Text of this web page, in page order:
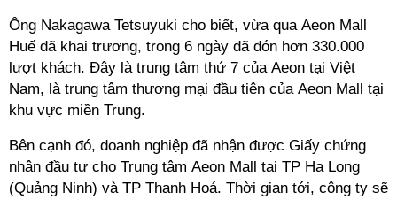
Ông Nakagawa Tetsuyuki cho biết, vừa qua Aeon Mall
Huế đã khai trương, trong 6 ngày đã đón hơn 330.000
lượt khách. Đây là trung tâm thứ 7 của Aeon tại Việt
Nam, là trung tâm thương mại đầu tiên của Aeon Mall tại
khu vực miền Trung.
Bên cạnh đó, doanh nghiệp đã nhận được Giấy chứng
nhận đầu tư cho Trung tâm Aeon Mall tại TP Hạ Long
(Quảng Ninh) và TP Thanh Hoá. Thời gian tới, công ty sẽ